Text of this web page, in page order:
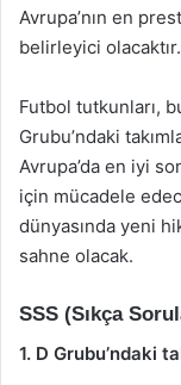
Avrupa’nın en
belirleyici olacaktır.
Futbol tutkunları,
Grubu’ndaki
Avrupa’da en iyi
için mücadele
dünyasında yeni
sahne olacak.
SSS (Sıkça
1. D Grubu’ndaki